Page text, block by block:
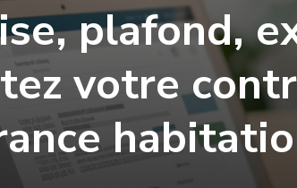
plafond,
votre